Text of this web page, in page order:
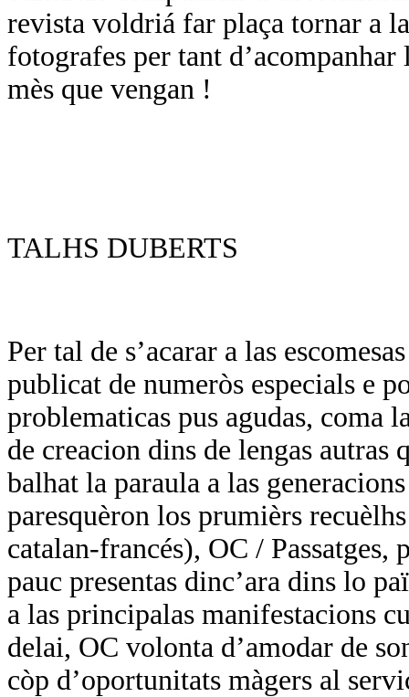
revista voldriá far plaça tornar a
fotografes per tant
mès que vengan !
TALHS DUBERTS
Per tal de s’acarar a las
publicat de numeròs especials e
problematicas pus agudas, coma
de creacion dins de lengas autras
balhat la paraula a las
paresquèron los prumièrs
catalan-francés), OC / Passatges,
pauc presentas dinc’ara dins lo
a las principalas manifestacions
delai, OC volonta d’amodar de
còp d’oportunitats màgers al